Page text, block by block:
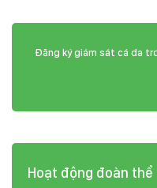
Đăng ký giám sát cá da
Hoạt động đoàn thể